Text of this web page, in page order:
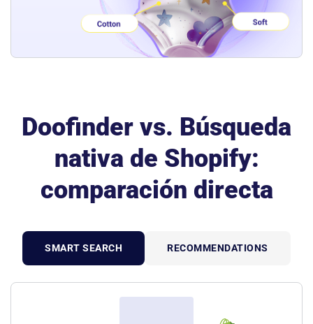
Doofinder vs. Búsqueda
nativa de Shopify:
comparación directa
SMART SEARCH RECOMMENDATIONS